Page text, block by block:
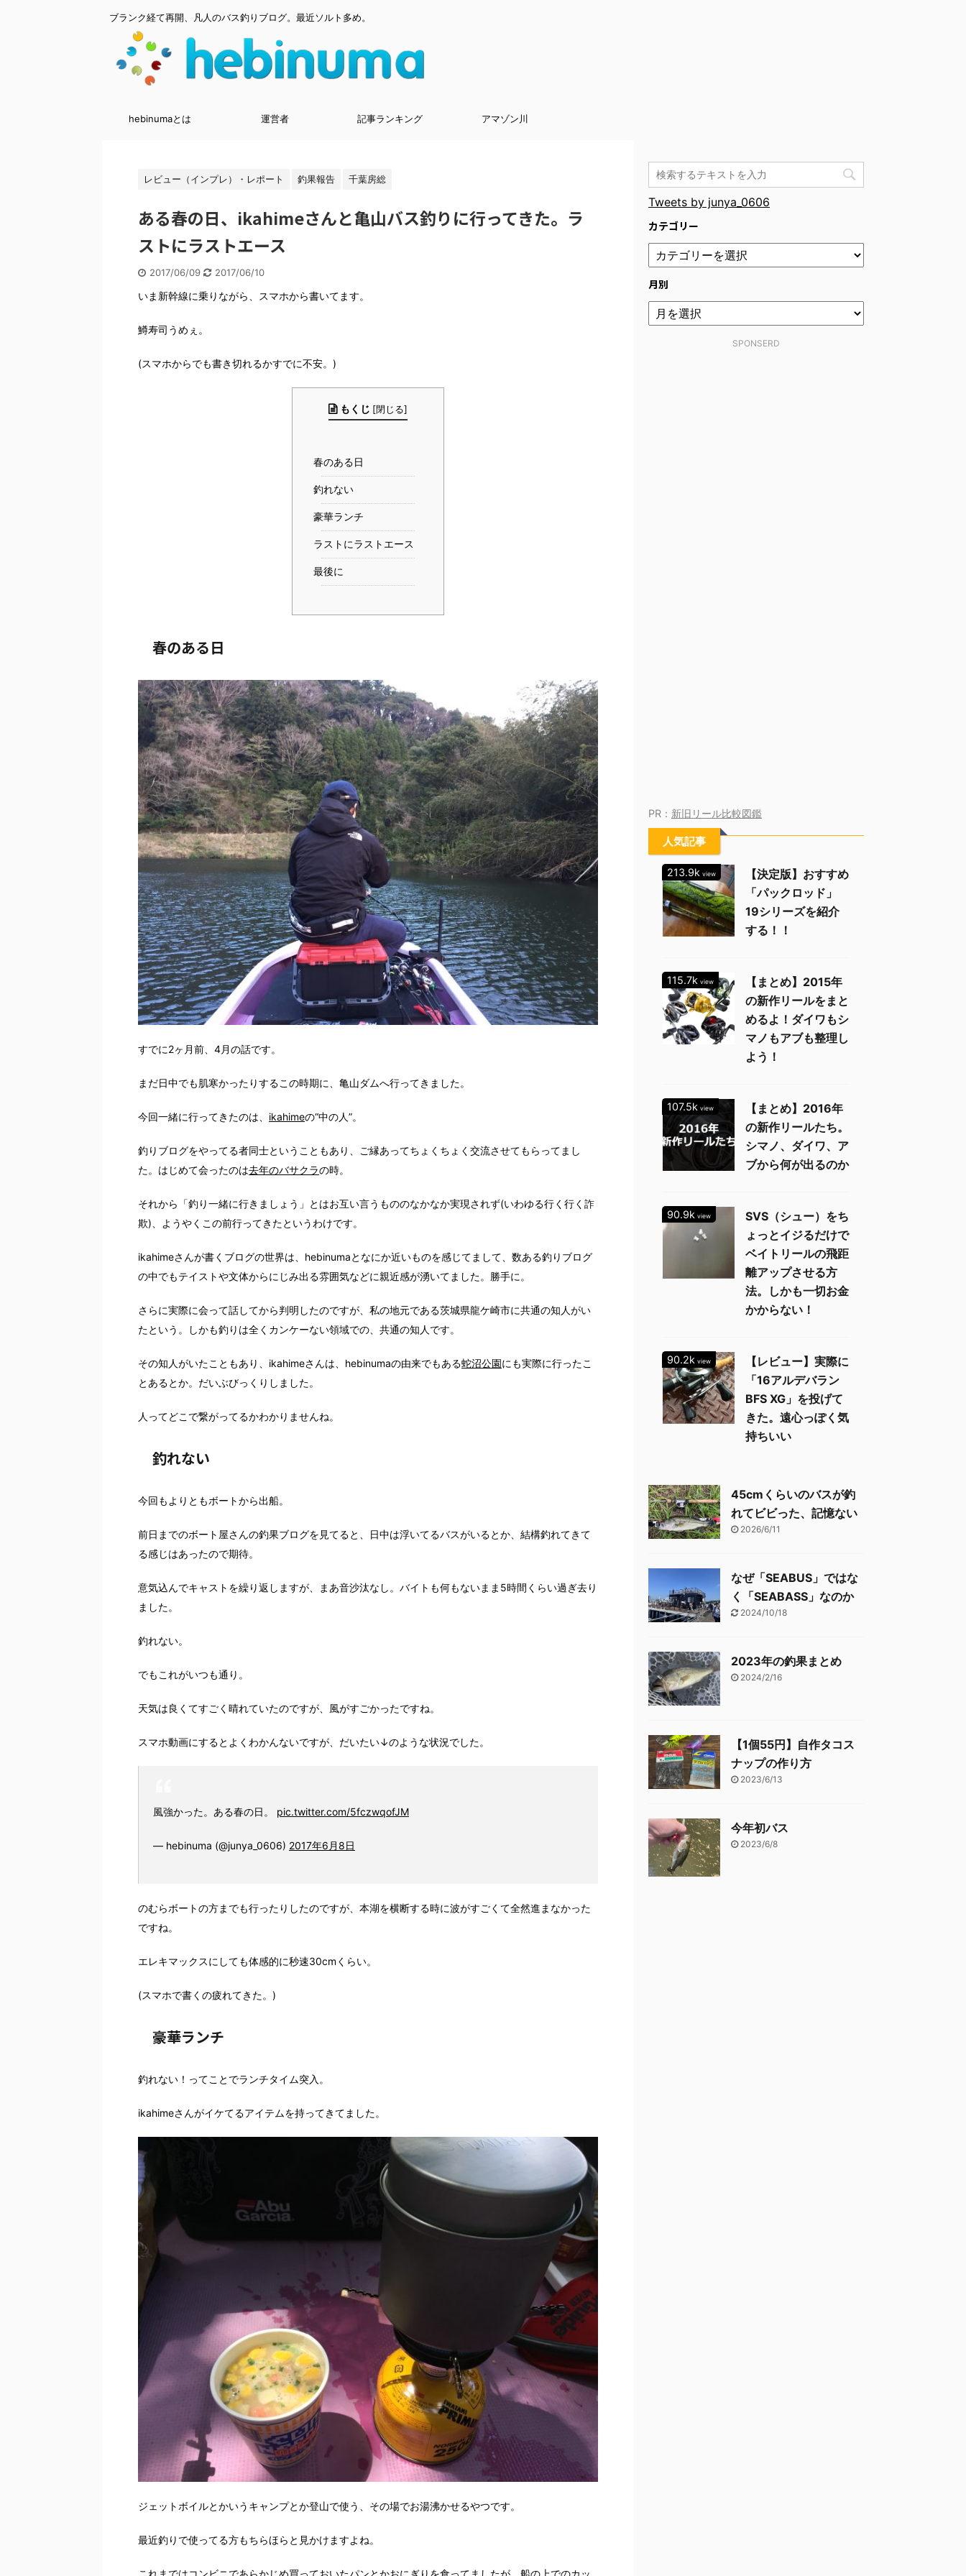
ブランク経て再開、凡人のバス釣りブログ。最近ソルト多め。
hebinumaとは 運営者 記事ランキング アマゾン川
レビュー（インプレ）・レポート 釣果報告 千葉房総
ある春の日、ikahimeさんと亀山バス釣りに行ってきた。ラ
ストにラストエース
2017/06/09 2017/06/10
いま新幹線に乗りながら、スマホから書いてます。
鱒寿司うめぇ。
(スマホからでも書き切れるかすでに不安。)
もくじ [閉じる]
春のある日
釣れない
豪華ランチ
ラストにラストエース
最後に
春のある日
すでに2ヶ月前、4月の話です。
まだ日中でも肌寒かったりするこの時期に、亀山ダムへ行ってきました。
今回一緒に行ってきたのは、 ikahimeの“中の人”。
釣りブログをやってる者同士ということもあり、ご縁あってちょくちょく交流させてもらってまし
た。はじめて会ったのは去年のバサクラの時。
それから「釣り一緒に行きましょう」とはお互い言うもののなかなか実現されず(いわゆる行く行く詐
欺)、ようやくこの前行ってきたというわけです。
ikahimeさんが書くブログの世界は、hebinumaとなにか近いものを感じてまして、数ある釣りブログ
の中でもテイストや文体からにじみ出る雰囲気などに親近感が湧いてました。勝手に。
さらに実際に会って話してから判明したのですが、私の地元である茨城県龍ケ崎市に共通の知人がい
たという。しかも釣りは全くカンケーない領域での、共通の知人です。
その知人がいたこともあり、ikahimeさんは、hebinumaの由来でもある蛇沼公園にも実際に行ったこ
とあるとか。だいぶびっくりしました。
人ってどこで繋がってるかわかりませんね。
釣れない
今回もよりともボートから出船。
前日までのボート屋さんの釣果ブログを見てると、日中は浮いてるバスがいるとか、結構釣れてきて
る感じはあったので期待。
意気込んでキャストを繰り返しますが、まあ音沙汰なし。バイトも何もないまま5時間くらい過ぎ去り
ました。
釣れない。
でもこれがいつも通り。
天気は良くてすごく晴れていたのですが、風がすごかったですね。
スマホ動画にするとよくわかんないですが、だいたい↓のような状況でした。
風強かった。ある春の日。 pic.twitter.com/5fczwqofJM
— hebinuma (@junya_0606) 2017年6月8日
のむらボートの方までも行ったりしたのですが、本湖を横断する時に波がすごくて全然進まなかった
ですね。
エレキマックスにしても体感的に秒速30cmくらい。
(スマホで書くの疲れてきた。)
豪華ランチ
釣れない！ってことでランチタイム突入。
ikahimeさんがイケてるアイテムを持ってきてました。
ジェットボイルとかいうキャンプとか登山で使う、その場でお湯沸かせるやつです。
最近釣りで使ってる方もちらほらと見かけますよね。
Tweets by junya_0606
カテゴリー
月別
SPONSERD
PR： 新旧リール比較図鑑
人気記事
213.9k view
【決定版】おすすめ
「パックロッド」
19シリーズを紹介
する！！
115.7k view
【まとめ】2015年
の新作リールをまと
めるよ！ダイワもシ
マノもアブも整理し
よう！
107.5k view
【まとめ】2016年
の新作リールたち。
シマノ、ダイワ、ア
ブから何が出るのか
90.9k view
SVS（シュー）をち
ょっとイジるだけで
ベイトリールの飛距
離アップさせる方
法。しかも一切お金
かからない！
90.2k view
【レビュー】実際に
「16アルデバラン
BFS XG」を投げて
きた。遠心っぽく気
持ちいい
45cmくらいのバスが釣
れてビビった、記憶ない
2026/6/11
なぜ「SEABUS」ではな
く「SEABASS」なのか
2024/10/18
2023年の釣果まとめ
2024/2/16
【1個55円】自作タコス
ナップの作り方
2023/6/13
今年初バス
2023/6/8